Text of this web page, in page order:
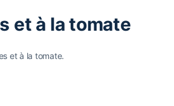
et à la tomate
et à la tomate.